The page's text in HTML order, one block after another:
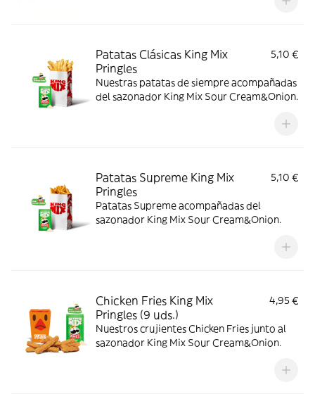
Patatas Clásicas King Mix
Pringles
5,10 €
Nuestras patatas de siempre acompañadas
del sazonador King Mix Sour Cream&Onion.
Patatas Supreme King Mix
Pringles
5,10 €
Patatas Supreme acompañadas del
sazonador King Mix Sour Cream&Onion.
Chicken Fries King Mix
Pringles (9 uds.)
4,95 €
Nuestros crujientes Chicken Fries junto al
sazonador King Mix Sour Cream&Onion.